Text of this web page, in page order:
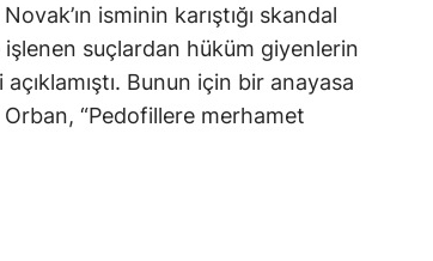
isminin karıştığı skandal
suçlardan hüküm giyenlerin
Bunun için bir anayasa
Orban, “Pedofillere merhamet